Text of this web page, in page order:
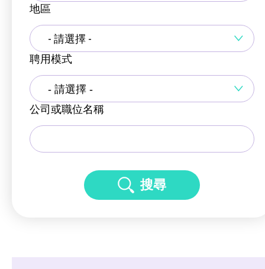
地區
- 請選擇 -
聘用模式
公司或職位名稱
搜尋